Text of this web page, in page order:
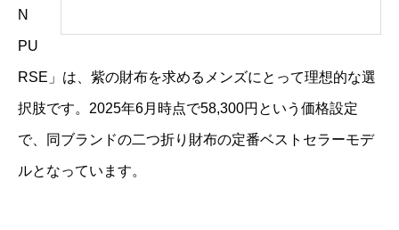
N
PU
RSE」は、紫の財布を求めるメンズにとって理想的な選
択肢です。2025年6月時点で58,300円という価格設定
で、同ブランドの二つ折り財布の定番ベストセラーモデ
ルとなっています。